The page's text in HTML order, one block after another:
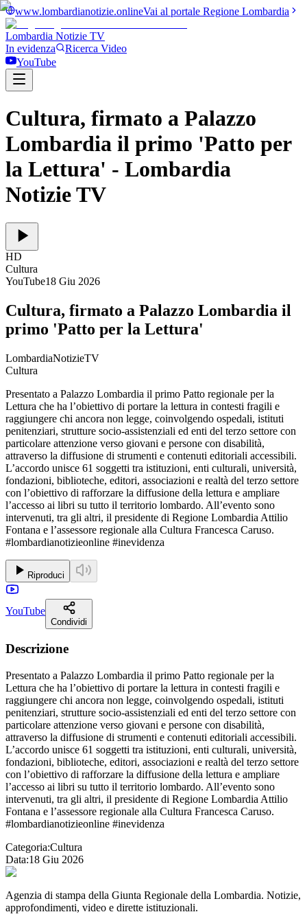
www.lombardianotizie.onlineVai al portale Regione Lombardia
Lombardia Notizie TV
In evidenza
Ricerca Video
YouTube
Cultura, firmato a Palazzo
Lombardia il primo 'Patto per
la Lettura' - Lombardia
Notizie TV
HD
Cultura
YouTube18 Giu 2026
Cultura, firmato a Palazzo Lombardia il
primo 'Patto per la Lettura'
LombardiaNotizieTV
Cultura
Presentato a Palazzo Lombardia il primo Patto regionale per la
Lettura che ha l’obiettivo di portare la lettura in contesti fragili e
raggiungere chi ancora non legge, coinvolgendo ospedali, istituti
penitenziari, strutture socio-assistenziali ed enti del terzo settore con
particolare attenzione verso giovani e persone con disabilità,
attraverso la diffusione di strumenti e contenuti editoriali accessibili.
L’accordo unisce 61 soggetti tra istituzioni, enti culturali, università,
fondazioni, biblioteche, editori, associazioni e realtà del terzo settore
con l’obiettivo di rafforzare la diffusione della lettura e ampliare
l’accesso ai libri su tutto il territorio lombardo. All’evento sono
intervenuti, tra gli altri, il presidente di Regione Lombardia Attilio
Fontana e l’assessore regionale alla Cultura Francesca Caruso.
#lombardianotizieonline #inevidenza
Riproduci
YouTube
Condividi
Descrizione
Presentato a Palazzo Lombardia il primo Patto regionale per la
Lettura che ha l’obiettivo di portare la lettura in contesti fragili e
raggiungere chi ancora non legge, coinvolgendo ospedali, istituti
penitenziari, strutture socio-assistenziali ed enti del terzo settore con
particolare attenzione verso giovani e persone con disabilità,
attraverso la diffusione di strumenti e contenuti editoriali accessibili.
L’accordo unisce 61 soggetti tra istituzioni, enti culturali, università,
fondazioni, biblioteche, editori, associazioni e realtà del terzo settore
con l’obiettivo di rafforzare la diffusione della lettura e ampliare
l’accesso ai libri su tutto il territorio lombardo. All’evento sono
intervenuti, tra gli altri, il presidente di Regione Lombardia Attilio
Fontana e l’assessore regionale alla Cultura Francesca Caruso.
#lombardianotizieonline #inevidenza
Categoria:Cultura
Data:18 Giu 2026
Agenzia di stampa della Giunta Regionale della Lombardia. Notizie,
approfondimenti, video e dirette istituzionali.